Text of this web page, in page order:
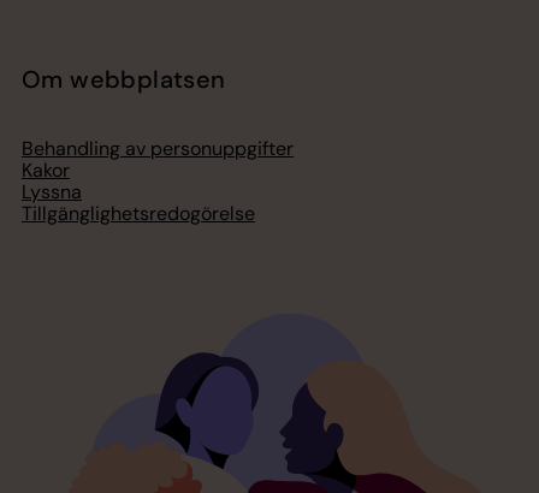
Om webbplatsen
Behandling av personuppgifter
Kakor
Lyssna
Tillgänglighetsredogörelse